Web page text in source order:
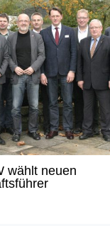
wählt neuen